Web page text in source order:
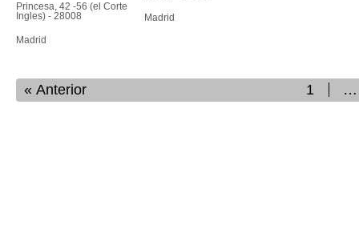
Princesa, 42 -56 (el Corte
Ingles) - 28008
Madrid
Madrid
Anterior 1 …